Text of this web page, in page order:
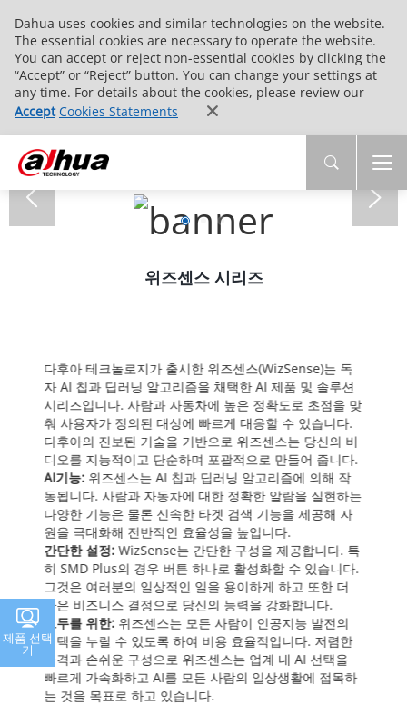
Dahua uses cookies and similar technologies on the website.
The essential cookies are necessary to operate the website.
You can accept or reject non-essential cookies by clicking the
“Accept” or “Reject” button. You can change your settings at
any time. For details about the cookies, please review our
Accept Cookies Statements
위즈센스 시리즈
다후아 테크놀로지가 출시한 위즈센스(WizSense)는 독
자 AI 칩과 딥러닝 알고리즘을 채택한 AI 제품 및 솔루션
시리즈입니다. 사람과 자동차에 높은 정확도로 초점을 맞
춰 사용자가 정의된 대상에 빠르게 대응할 수 있습니다.
다후아의 진보된 기술을 기반으로 위즈센스는 당신의 비
디오를 지능적이고 단순하며 포괄적으로 만들어 줍니다.
AI기능: 위즈센스는 AI 칩과 딥러닝 알고리즘에 의해 작
동됩니다. 사람과 자동차에 대한 정확한 알람을 실현하는
다양한 기능은 물론 신속한 타겟 검색 기능을 제공해 자
원을 극대화해 전반적인 효율성을 높입니다.
간단한 설정: WizSense는 간단한 구성을 제공합니다. 특
히 SMD Plus의 경우 버튼 하나로 활성화할 수 있습니다.
그것은 여러분의 일상적인 일을 용이하게 하고 또한 더
나은 비즈니스 결정으로 당신의 능력을 강화합니다.
모두를 위한: 위즈센스는 모든 사람이 인공지능 발전의
혜택을 누릴 수 있도록 하여 비용 효율적입니다. 저렴한
가격과 손쉬운 구성으로 위즈센스는 업계 내 AI 선택을
빠르게 가속화하고 AI를 모든 사람의 일상생활에 접목하
는 것을 목표로 하고 있습니다.
제품 선택
기